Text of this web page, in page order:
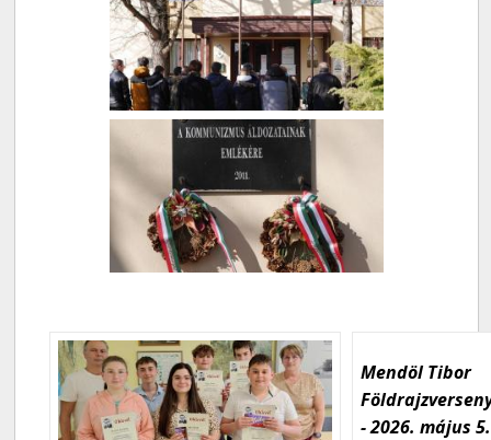
Mendöl Tibor
- 2026. május 5.